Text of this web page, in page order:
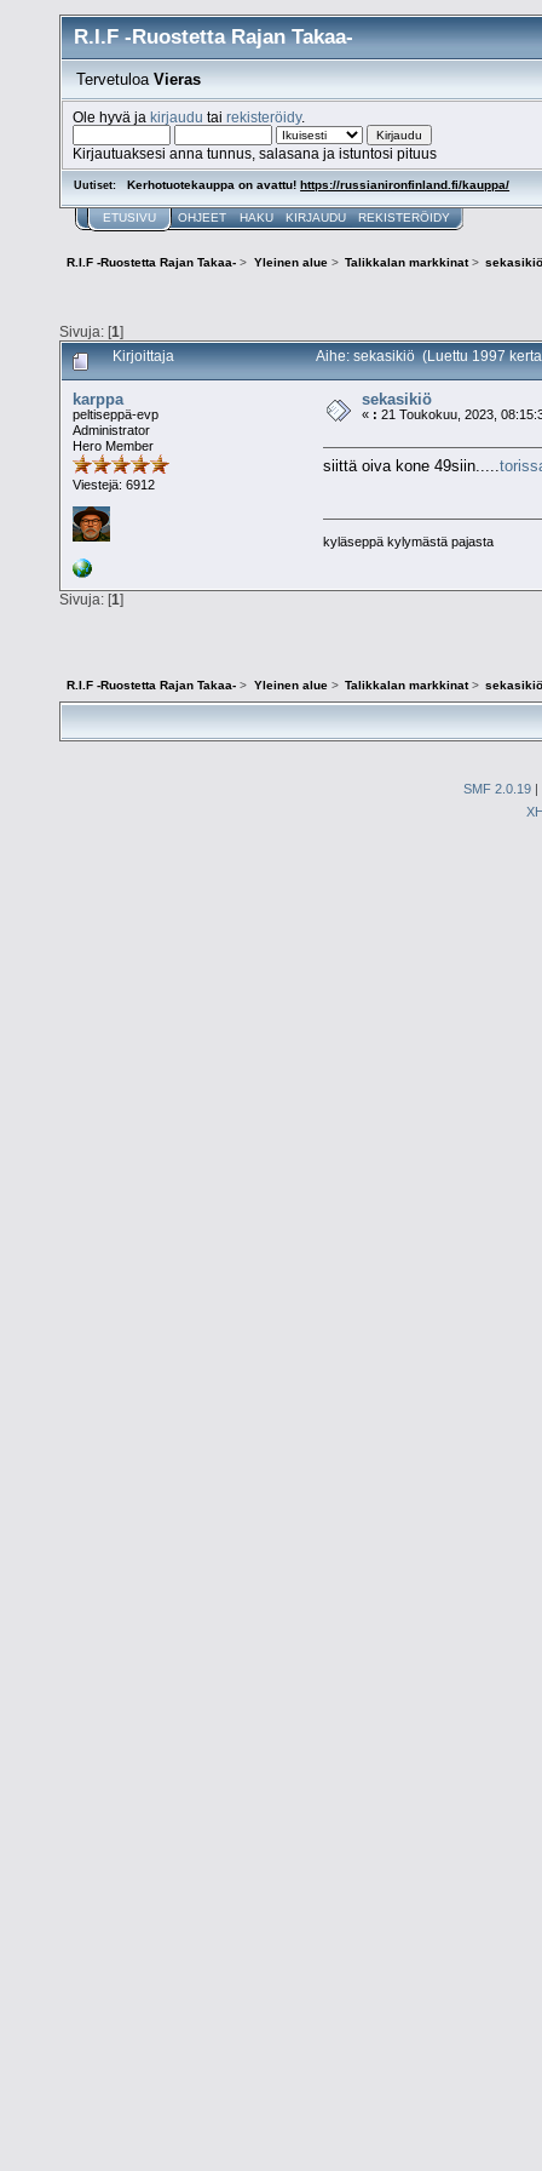
R.I.F -Ruostetta Rajan Takaa-
Tervetuloa Vieras
Ole hyvä jakirjaudu tairekisteröidy.
Kirjautuaksesi anna tunnus, salasana ja istuntosi pituus
Uutiset: Kerhotuotekauppa on avattu!https://russianironfinland.fi/kauppa/
ETUSIVU OHJEET HAKU KIRJAUDU REKISTERÖIDY
R.I.F -Ruostetta Rajan Takaa- > Yleinen alue> Talikkalan markkinat> sekasikiö
Sivuja: [1]
Kirjoittaja Aihe: sekasikiö (Luettu 1997
karppa
peltiseppä-evp
Administrator
Hero Member
Viestejä: 6912
sekasikiö
« : 21 Toukokuu, 2023,
siittä oiva kone 49siin.....
kyläseppä kylymästä pajasta
Sivuja: [1]
R.I.F -Ruostetta Rajan Takaa- > Yleinen alue> Talikkalan markkinat> sekasikiö
SMF 2.0.19 |